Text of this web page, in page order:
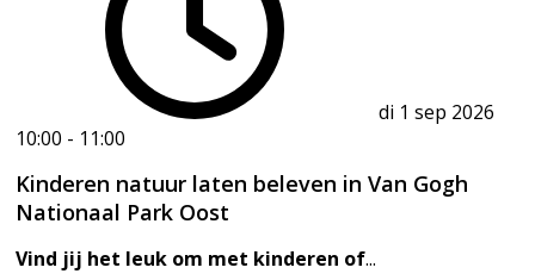
di 1 sep 2026
10:00 - 11:00
Kinderen natuur laten beleven in Van Gogh
Nationaal Park Oost
Vind jij het leuk om met kinderen of...